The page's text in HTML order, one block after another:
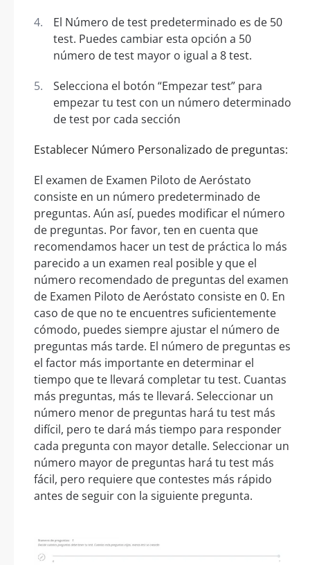
El Número de test predeterminado es de 50
test. Puedes cambiar esta opción a 50
número de test mayor o igual a 8 test.
Selecciona el botón “Empezar test” para
empezar tu test con un número determinado
de test por cada sección
Establecer Número Personalizado de preguntas:
El examen de Examen Piloto de Aeróstato
consiste en un número predeterminado de
preguntas. Aún así, puedes modificar el número
de preguntas. Por favor, ten en cuenta que
recomendamos hacer un test de práctica lo más
parecido a un examen real posible y que el
número recomendado de preguntas del examen
de Examen Piloto de Aeróstato consiste en 0. En
caso de que no te encuentres suficientemente
cómodo, puedes siempre ajustar el número de
preguntas más tarde. El número de preguntas es
el factor más importante en determinar el
tiempo que te llevará completar tu test. Cuantas
más preguntas, más te llevará. Seleccionar un
número menor de preguntas hará tu test más
difícil, pero te dará más tiempo para responder
cada pregunta con mayor detalle. Seleccionar un
número mayor de preguntas hará tu test más
fácil, pero requiere que contestes más rápido
antes de seguir con la siguiente pregunta.